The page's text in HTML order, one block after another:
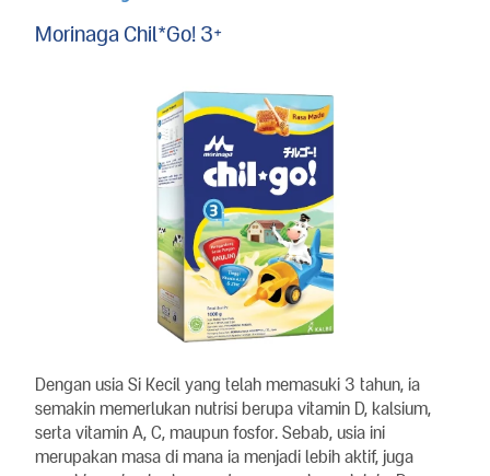
Morinaga Chil*Go! 3+
Dengan usia Si Kecil yang telah memasuki 3 tahun, ia
semakin memerlukan nutrisi berupa vitamin D, kalsium,
serta vitamin A, C, maupun fosfor. Sebab, usia ini
merupakan masa di mana ia menjadi lebih aktif, juga